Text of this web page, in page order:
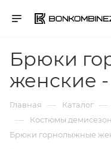
Брюки
женские
Главная — Каталог —
— Костюмы
Брюки горнолыжные